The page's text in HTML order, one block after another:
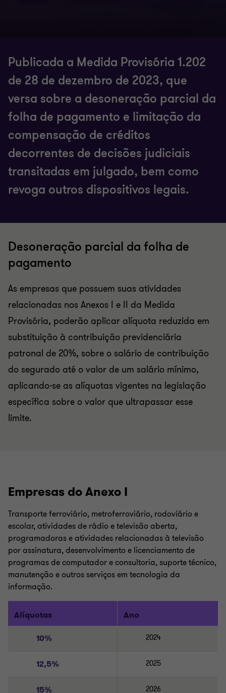
Publicada a Medida Provisória 1.202
de 28 de dezembro de 2023, que
versa sobre a desoneração parcial da
folha de pagamento e limitação da
compensação de créditos
decorrentes de decisões judiciais
transitadas em julgado, bem como
revoga outros dispositivos legais.
Desoneração parcial da folha de
pagamento
As empresas que possuem suas atividades
relacionadas nos Anexos I e II da Medida
Provisória, poderão aplicar alíquota reduzida em
substituição à contribuição previdenciária
patronal de 20%, sobre o salário de contribuição
do segurado até o valor de um salário mínimo,
aplicando-se as alíquotas vigentes na legislação
específica sobre o valor que ultrapassar esse
limite.
Empresas do Anexo I
Transporte ferroviário, metroferroviário, rodoviário e
escolar, atividades de rádio e televisão aberta,
programadoras e atividades relacionadas à televisão
por assinatura, desenvolvimento e licenciamento de
programas de computador e consultoria, suporte técnico,
manutenção e outros serviços em tecnologia da
informação.
Alíquotas Ano
10% 2024
12,5% 2025
15% 2026